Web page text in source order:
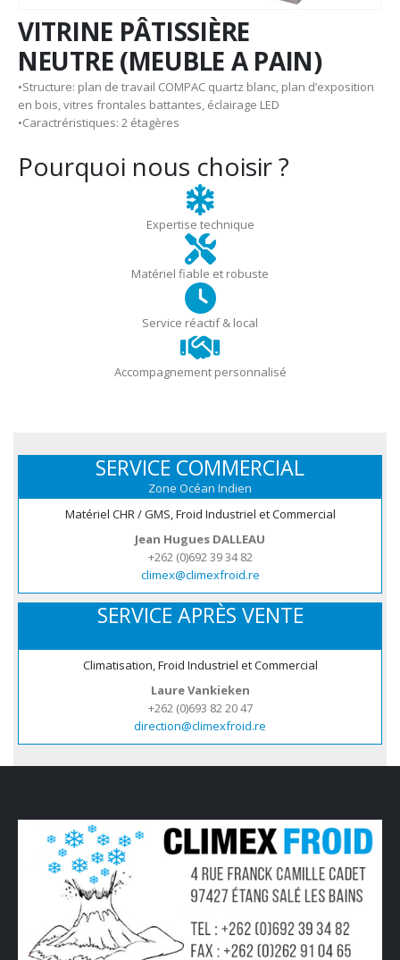
VITRINE PÂTISSIÈRE
NEUTRE (MEUBLE A PAIN)
•Structure: plan de travail COMPAC quartz blanc, plan d’exposition
en bois, vitres frontales battantes, éclairage LED
•Caractréristiques: 2 étagères
Pourquoi nous choisir ?
Expertise technique
Matériel fiable et robuste
Service réactif & local
Accompagnement personnalisé
SERVICE COMMERCIAL
Zone Océan Indien
Matériel CHR / GMS, Froid Industriel et Commercial
Jean Hugues DALLEAU
+262 (0)692 39 34 82
climex@climexfroid.re
SERVICE APRÈS VENTE
Climatisation, Froid Industriel et Commercial
Laure Vankieken
+262 (0)693 82 20 47
direction@climexfroid.re